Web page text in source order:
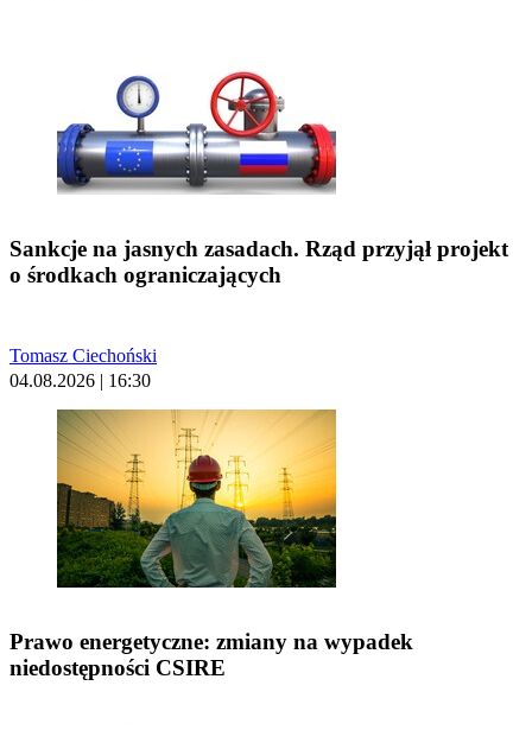
Sankcje na jasnych zasadach. Rząd przyjął projekt
o środkach ograniczających
Tomasz Ciechoński
04.08.2026 | 16:30
Prawo energetyczne: zmiany na wypadek
niedostępności CSIRE